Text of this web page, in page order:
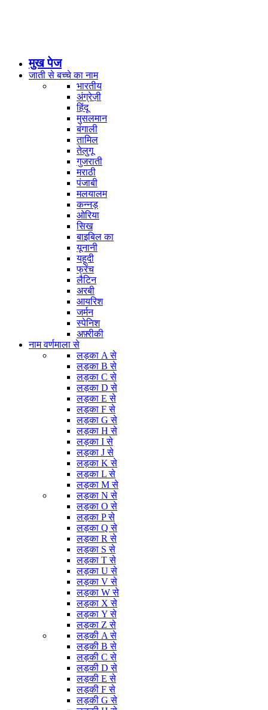
मुख पेज
जाती से बच्चे का नाम
भारतीय
अंग्रेज़ी
हिंदू
मुसलमान
बंगाली
तामिल
तेलुगू
गुजराती
मराठी
पंजाबी
मलयालम
कन्नड़
ओरिया
सिख
बाइबिल का
यूनानी
यहूदी
फ्रेंच
लैटिन
अरबी
आयरिश
जर्मन
स्पेनिश
अफ़्रीकी
नाम वर्णमाला से
लड़का A से
लड़का B से
लड़का C से
लड़का D से
लड़का E से
लड़का F से
लड़का G से
लड़का H से
लड़का I से
लड़का J से
लड़का K से
लड़का L से
लड़का M से
लड़का N से
लड़का O से
लड़का P से
लड़का Q से
लड़का R से
लड़का S से
लड़का T से
लड़का U से
लड़का V से
लड़का W से
लड़का X से
लड़का Y से
लड़का Z से
लड़की A से
लड़की B से
लड़की C से
लड़की D से
लड़की E से
लड़की F से
लड़की G से